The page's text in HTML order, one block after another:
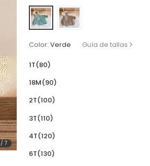
/ 7
Color: Verde Guía de tallas
1T(80)
18M(90)
2T(100)
3T(110)
4T(120)
6T(130)